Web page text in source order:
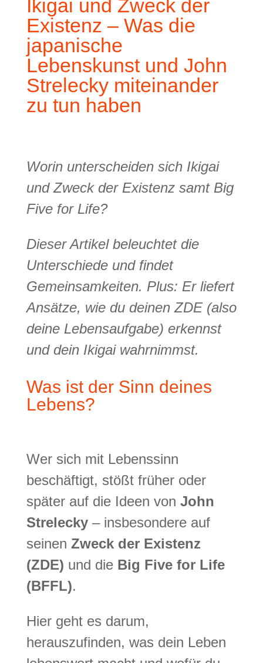
Ikigai und Zweck der
Existenz – Was die
japanische
Lebenskunst und John
Strelecky miteinander
zu tun haben
Worin unterscheiden sich Ikigai
und Zweck der Existenz samt Big
Five for Life?
Dieser Artikel beleuchtet die
Unterschiede und findet
Gemeinsamkeiten. Plus: Er liefert
Ansätze, wie du deinen ZDE (also
deine Lebensaufgabe) erkennst
und dein Ikigai wahrnimmst.
Was ist der Sinn deines
Lebens?
Wer sich mit Lebenssinn
beschäftigt, stößt früher oder
später auf die Ideen von John
Strelecky– insbesondere auf
seinen Zweck der Existenz
(ZDE) und die Big Five for Life
(BFFL).
Hier geht es darum,
herauszufinden, was dein Leben